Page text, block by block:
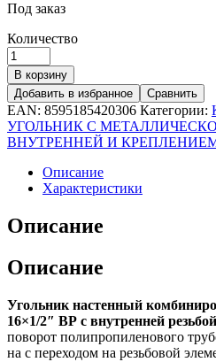
Под заказ
Количество
В корзину
Добавить в избранное
Сравнить
EAN: 8595185420306 Категории:
УГОЛЬНИК С
ВНУТРЕННЕЙ И
Описание
Характеристики
Описание
Описание
Угольник настенный
16×1/2″ ВР с внутренней резьбой
поворот полипропиленового
на с переходом на резьбовой